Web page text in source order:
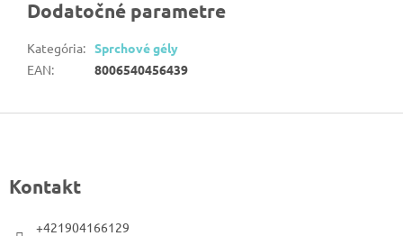
Dodatočné parametre
Kategória: Sprchové gély
EAN: 8006540456439
Z
p
äKontakt
+421904166129